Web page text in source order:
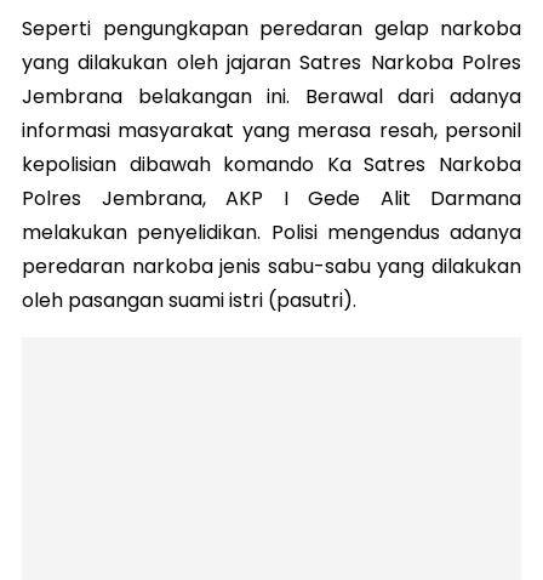
Seperti pengungkapan peredaran gelap narkoba
yang dilakukan oleh jajaran Satres Narkoba Polres
Jembrana belakangan ini. Berawal dari adanya
informasi masyarakat yang merasa resah, personil
kepolisian dibawah komando Ka Satres Narkoba
Polres Jembrana, AKP I Gede Alit Darmana
melakukan penyelidikan. Polisi mengendus adanya
peredaran narkoba jenis sabu-sabu yang dilakukan
oleh pasangan suami istri (pasutri).